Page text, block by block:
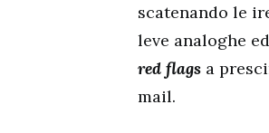
scatenando le
leve analoghe ed
red flags a
mail.